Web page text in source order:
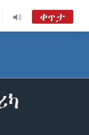
ቀጥታ
Amharic Audio Tube